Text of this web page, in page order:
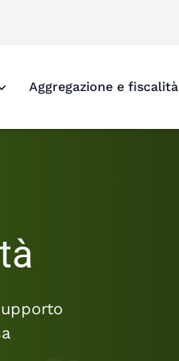
Aggregazione e fiscalità